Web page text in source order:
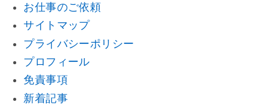
お仕事のご依頼
サイトマップ
プライバシーポリシー
プロフィール
免責事項
新着記事